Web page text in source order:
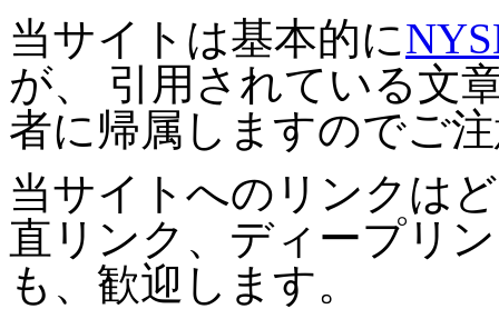
当サイトは基本的に
が、 引用されている文
者に帰属しますのでご
当サイトへのリンクは
直リンク、ディープリ
も、歓迎します。